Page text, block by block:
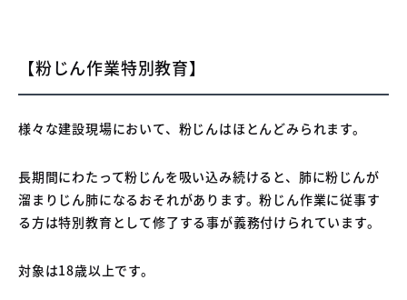
【粉じん作業特別教育】
様々な建設現場において、粉じんはほとんどみられます。
長期間にわたって粉じんを吸い込み続けると、肺に粉じんが
溜まりじん肺になるおそれがあります。粉じん作業に従事す
る方は特別教育として修了する事が義務付けられています。
対象は18歳以上です。